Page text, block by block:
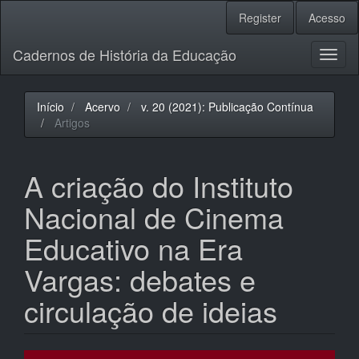
principal
Barra
Lateral
Register Acesso
Cadernos de História da Educação
Início Acervo
v. 20 (2021): Publicação Contínua
Artigos
A criação do Instituto
Nacional de Cinema
Educativo na Era
Vargas: debates e
circulação de ideias